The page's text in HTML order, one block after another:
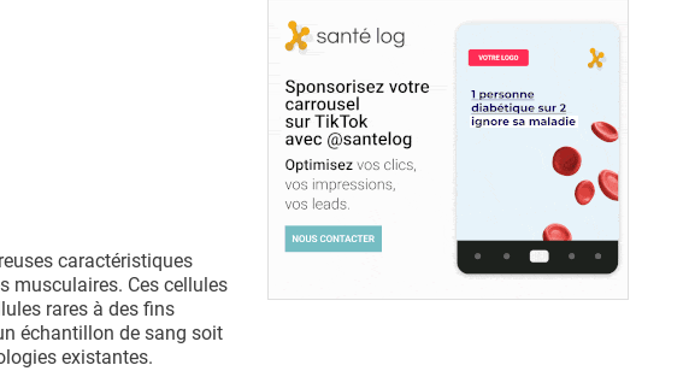
caractéristiques
musculaires. Ces cellules
rares à des fins
échantillon de sang soit
existantes.